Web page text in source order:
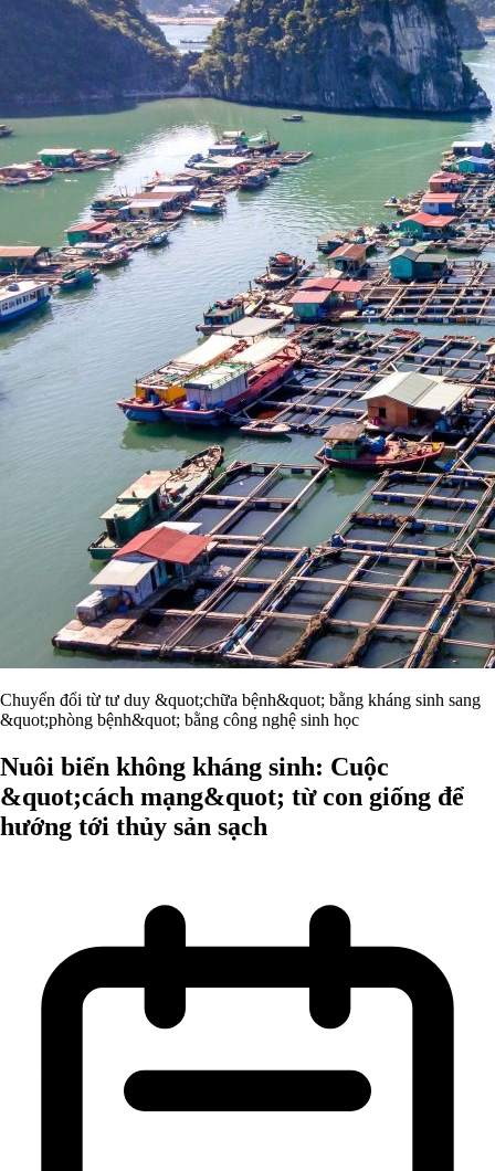
Chuyển đổi từ tư duy &quot;chữa bệnh&quot; bằng kháng sinh sang
&quot;phòng bệnh&quot; bằng công nghệ sinh học
Nuôi biển không kháng sinh: Cuộc
&quot;cách mạng&quot; từ con giống để
hướng tới thủy sản sạch